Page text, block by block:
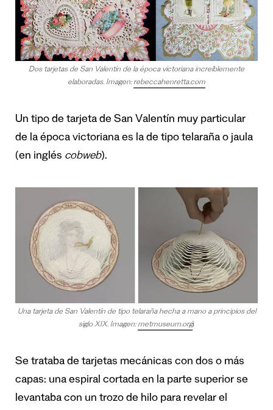
Dos tarjetas de San Valentín de la época victoriana increíblemente
elaboradas. Imagen: rebeccahenretta.com
Un tipo de tarjeta de San Valentín muy particular
de la época victoriana es la de tipo telaraña o jaula
(en inglés cobweb).
Una tarjeta de San Valentín de tipo telaraña hecha a mano a principios del
siglo XIX. Imagen: metmuseum.orgì
Se trataba de tarjetas mecánicas con dos o más
capas: una espiral cortada en la parte superior se
levantaba con un trozo de hilo para revelar el